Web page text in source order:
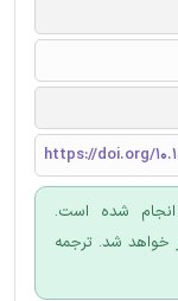
https://doi.org/
شده است.
خواهد شد. ترجمه